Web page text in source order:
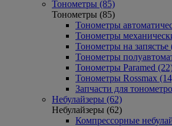
Тонометры (85)
Тонометры (85)
Тонометры
Тонометры
Тонометры на запястье
Тонометры
Тонометры Paramed
Тонометры Rossmax
Запчасти для
Небулайзеры (62)
Небулайзеры (62)
Компрессорные